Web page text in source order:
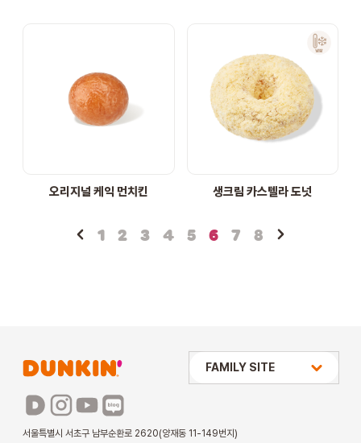
오리지널 케익 먼치킨 생크림 카스텔라 도넛
1 2 3 4 5 6 7 8
서울특별시 서초구 남부순환로 2620(양재동 11-149번지)
상미당 HOLDINGS
파리바게뜨
FAMILY SITE